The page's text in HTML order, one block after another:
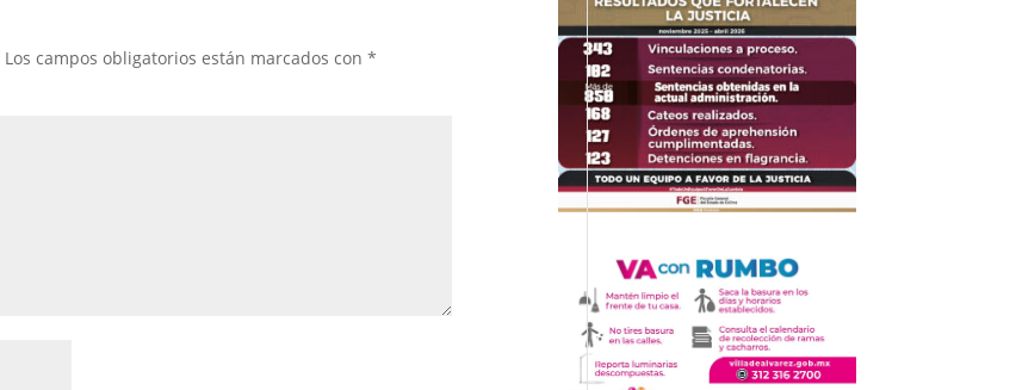
Los campos obligatorios están marcados con*